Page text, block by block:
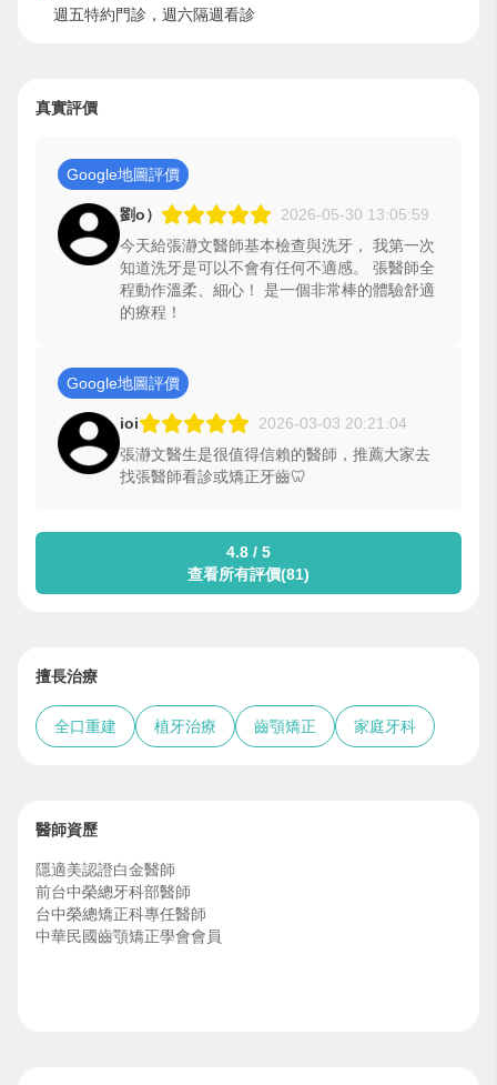
週五特約門診，週六隔週看診
真實評價
Google地圖評價
劉o）
2026-05-30 13:05:59
今天給張瀞文醫師基本檢查與洗牙， 我第一次
知道洗牙是可以不會有任何不適感。 張醫師全
程動作溫柔、細心！ 是一個非常棒的體驗舒適
的療程！
Google地圖評價
ioi
2026-03-03 20:21:04
張瀞文醫生是很值得信賴的醫師，推薦大家去
找張醫師看診或矯正牙齒🦷
4.8 / 5
查看所有評價(81)
擅長治療
全口重建 植牙治療 齒顎矯正 家庭牙科
醫師資歷
隱適美認證白金醫師
前台中榮總牙科部醫師
台中榮總矯正科專任醫師
中華民國齒顎矯正學會會員